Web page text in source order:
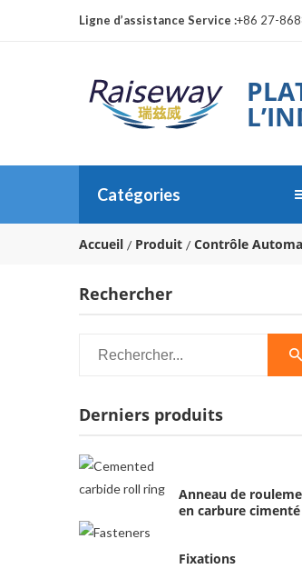
Ligne d’assistance Service :+86 27-
Catégories
Accueil Produit Contrôle
Rechercher
Derniers produits
Anneau de
en carbure cimenté
Fixations